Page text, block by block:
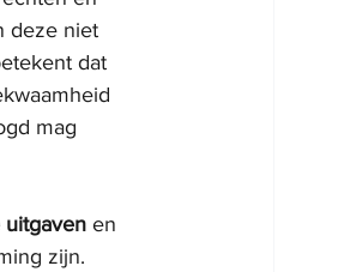
deze niet
dat
mag
uitgaven en
zijn.